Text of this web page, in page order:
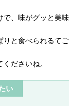
、味がグッと美味
と食べられるてご
ださいね。
い